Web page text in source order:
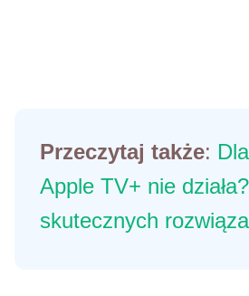
Przeczytaj także:
Apple TV+ nie
skutecznych